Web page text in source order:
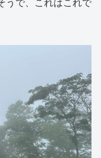
うで、これはこれで